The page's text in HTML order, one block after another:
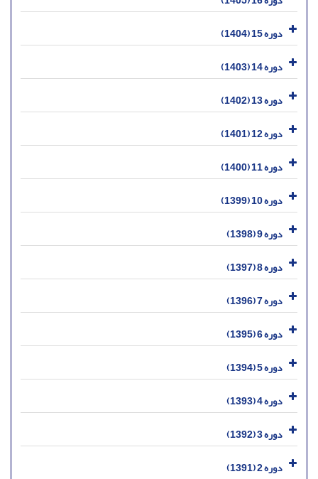
دوره 15 (1404)
دوره 14 (1403)
دوره 13 (1402)
دوره 12 (1401)
دوره 11 (1400)
دوره 10 (1399)
دوره 9 (1398)
دوره 8 (1397)
دوره 7 (1396)
دوره 6 (1395)
دوره 5 (1394)
دوره 4 (1393)
دوره 3 (1392)
دوره 2 (1391)